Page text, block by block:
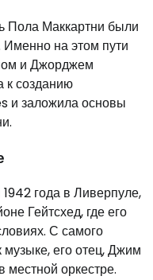
Пола Маккартни были
на этом пути
и Джорджем
к созданию
и заложила основы
года в Ливерпуле,
Гейтсхед, где его
С самого
его отец, Джим
местной оркестре.